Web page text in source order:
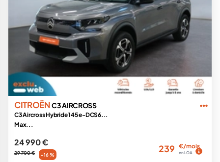
CITROËNC3 AIRCROSS
C3 Aircross Hybride 145 e-DCS6...
Max...
24 990 €
29 700 € -16 %
239 €/mois
en LOA